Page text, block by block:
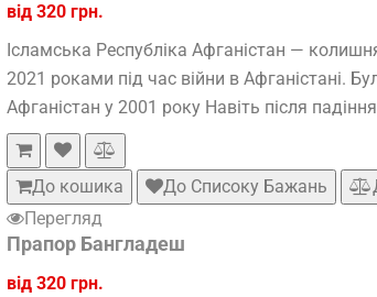
від 320 грн.
Ісламська Республіка Афганістан —
2021 роками під час війни в Афганістані.
Афганістан у 2001 року Навіть після
До кошика До Списоку Бажань
Перегляд
Прапор Бангладеш
від 320 грн.